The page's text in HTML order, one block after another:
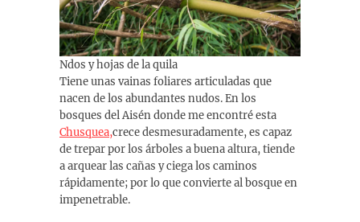
Ndos y hojas de la quila
Tiene unas vainas foliares articuladas que
nacen de los abundantes nudos. En los
bosques del Aisén donde me encontré esta
Chusquea,crece desmesuradamente, es capaz
de trepar por los árboles a buena altura, tiende
a arquear las cañas y ciega los caminos
rápidamente; por lo que convierte al bosque en
impenetrable.